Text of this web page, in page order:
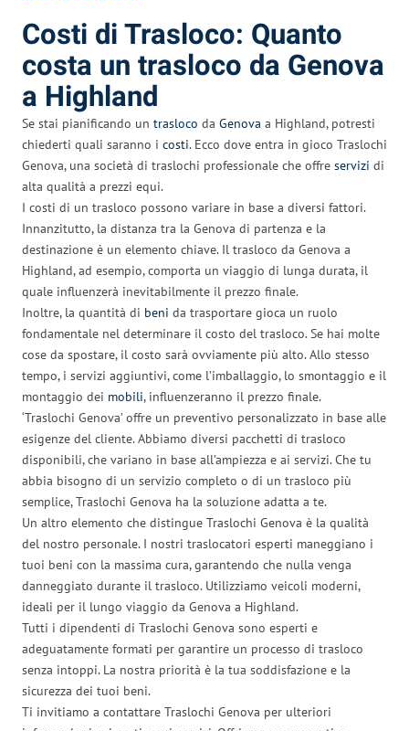
Costi di Trasloco: Quanto
costa un trasloco da Genova
a Highland
Se stai pianificando un trasloco da Genova a Highland, potresti
chiederti quali saranno i costi. Ecco dove entra in gioco Traslochi
Genova, una società di traslochi professionale che offre servizi di
alta qualità a prezzi equi.
I costi di un trasloco possono variare in base a diversi fattori.
Innanzitutto, la distanza tra la Genova di partenza e la
destinazione è un elemento chiave. Il trasloco da Genova a
Highland, ad esempio, comporta un viaggio di lunga durata, il
quale influenzerà inevitabilmente il prezzo finale.
Inoltre, la quantità di beni da trasportare gioca un ruolo
fondamentale nel determinare il costo del trasloco. Se hai molte
cose da spostare, il costo sarà ovviamente più alto. Allo stesso
tempo, i servizi aggiuntivi, come l’imballaggio, lo smontaggio e il
montaggio dei mobili, influenzeranno il prezzo finale.
‘Traslochi Genova’ offre un preventivo personalizzato in base alle
esigenze del cliente. Abbiamo diversi pacchetti di trasloco
disponibili, che variano in base all’ampiezza e ai servizi. Che tu
abbia bisogno di un servizio completo o di un trasloco più
semplice, Traslochi Genova ha la soluzione adatta a te.
Un altro elemento che distingue Traslochi Genova è la qualità
del nostro personale. I nostri traslocatori esperti maneggiano i
tuoi beni con la massima cura, garantendo che nulla venga
danneggiato durante il trasloco. Utilizziamo veicoli moderni,
ideali per il lungo viaggio da Genova a Highland.
Tutti i dipendenti di Traslochi Genova sono esperti e
adeguatamente formati per garantire un processo di trasloco
senza intoppi. La nostra priorità è la tua soddisfazione e la
sicurezza dei tuoi beni.
Ti invitiamo a contattare Traslochi Genova per ulteriori